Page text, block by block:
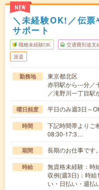
NEW
＼未経験OK!／伝票
サポート
職種未経験OK 交通費別途支
派遣
勤務地
東京都北区
赤羽駅から---分／
／滝野川一丁目駅
曜日頻度 平日のみ週3日～
時間
下記時間帯より
08:30-17:3…
期間 長期のお仕事で
時給
無資格未経験：
収例(週3日)：時
い・日払い・週払